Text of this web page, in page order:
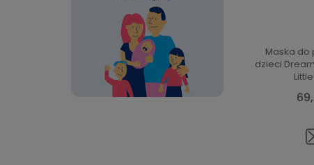
Maska do
dzieci